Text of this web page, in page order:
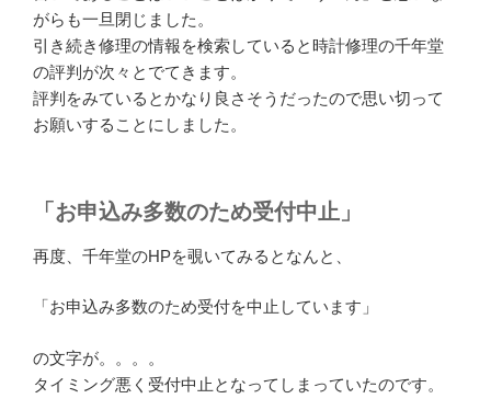
がらも一旦閉じました。
引き続き修理の情報を検索していると時計修理の千年堂
の評判が次々とでてきます。
評判をみているとかなり良さそうだったので思い切って
お願いすることにしました。
「お申込み多数のため受付中止」
再度、千年堂のHPを覗いてみるとなんと、
「お申込み多数のため受付を中止しています」
の文字が。。。。
タイミング悪く受付中止となってしまっていたのです。